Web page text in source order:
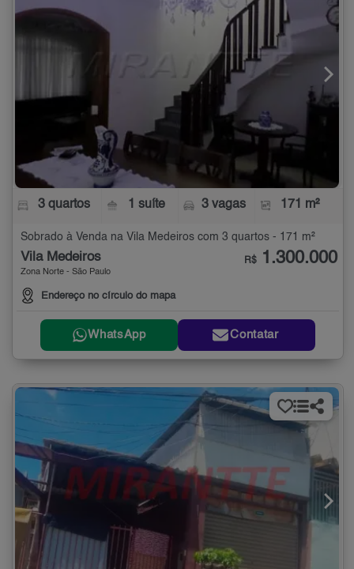
3 quartos 1 suíte 3 vagas 171 m²
Sobrado à Venda na Vila Medeiros com 3 quartos - 171 m²
Vila Medeiros
Zona Norte - São Paulo
Endereço no círculo do mapa
R$ 1.300.000
WhatsApp Contatar